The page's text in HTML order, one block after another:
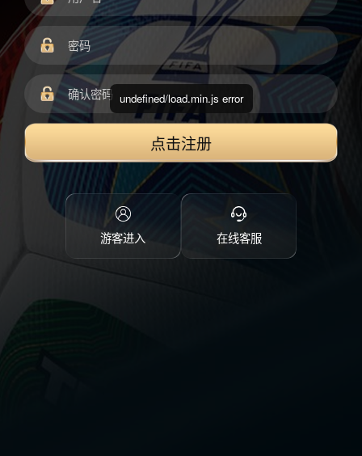
点击注册
游客进入 在线客服
undefined/load.min.js error